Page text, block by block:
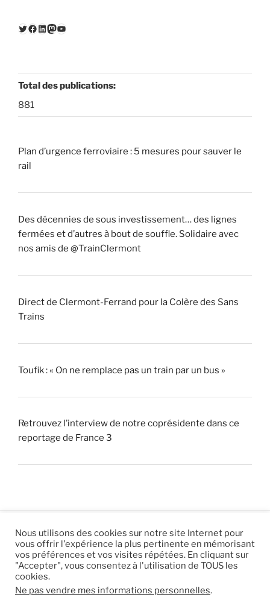
Twitter
Facebook
LinkedIn
Mastodon
YouTube
Total des publications:
881
Plan d’urgence ferroviaire : 5 mesures pour sauver le
rail
Des décennies de sous investissement… des lignes
fermées et d’autres à bout de souffle. Solidaire avec
nos amis de @TrainClermont
Direct de Clermont-Ferrand pour la Colère des Sans
Trains
Toufik : « On ne remplace pas un train par un bus »
Retrouvez l’interview de notre coprésidente dans ce
reportage de France 3
© 2026 |Mentions légales|Hébergement Eur’Net.|
RSS|sitemap
Nous utilisons des cookies sur notre site Internet pour
vous offrir l'expérience la plus pertinente en mémorisant
vos préférences et vos visites répétées. En cliquant sur
"Accepter", vous consentez à l'utilisation de TOUS les
cookies.
Ne pas vendre mes informations personnelles.